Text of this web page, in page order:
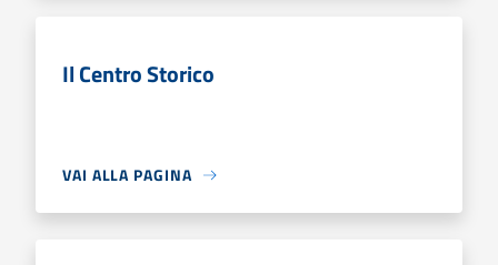
Il Centro Storico
VAI ALLA PAGINA